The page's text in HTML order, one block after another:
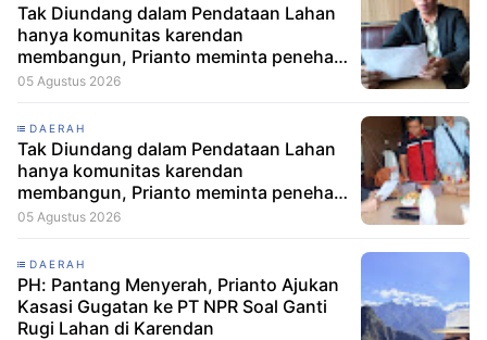
Tak Diundang dalam Pendataan Lahan
hanya komunitas karendan
membangun, Prianto meminta penehat
hukum Layangkan Somasi dan Siapkan
05 Agustus 2026
DAERAH
Tak Diundang dalam Pendataan Lahan
hanya komunitas karendan
membangun, Prianto meminta penehat
hukum Layangkan Somasi dan Siapkan
05 Agustus 2026
DAERAH
PH: Pantang Menyerah, Prianto Ajukan
Kasasi Gugatan ke PT NPR Soal Ganti
Rugi Lahan di Karendan